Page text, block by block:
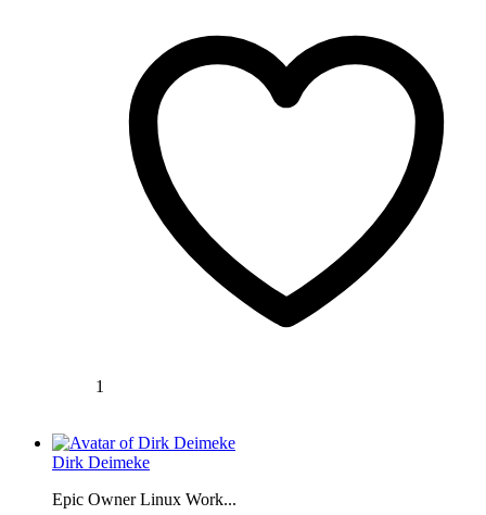
1
Dirk Deimeke
Epic Owner Linux Work...